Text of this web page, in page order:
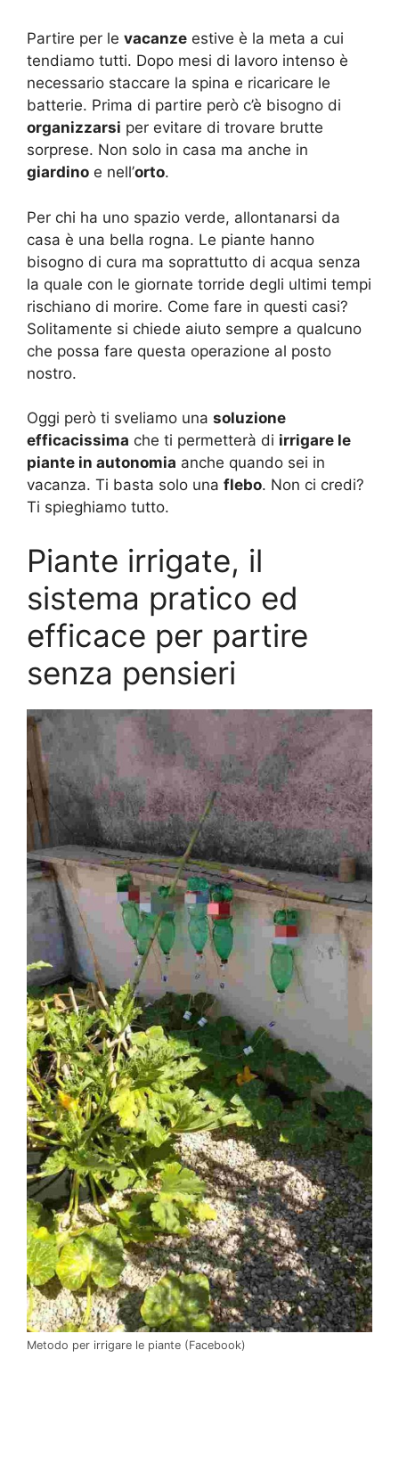
Partire per le vacanze estive è la meta a cui
tendiamo tutti. Dopo mesi di lavoro intenso è
necessario staccare la spina e ricaricare le
batterie. Prima di partire però c’è bisogno di
organizzarsi per evitare di trovare brutte
sorprese. Non solo in casa ma anche in
giardino e nell’orto.
Per chi ha uno spazio verde, allontanarsi da
casa è una bella rogna. Le piante hanno
bisogno di cura ma soprattutto di acqua senza
la quale con le giornate torride degli ultimi tempi
rischiano di morire. Come fare in questi casi?
Solitamente si chiede aiuto sempre a qualcuno
che possa fare questa operazione al posto
nostro.
Oggi però ti sveliamo una soluzione
efficacissima che ti permetterà di irrigare le
piante in autonomia anche quando sei in
vacanza. Ti basta solo una flebo. Non ci credi?
Ti spieghiamo tutto.
Piante irrigate, il
sistema pratico ed
efficace per partire
senza pensieri
Metodo per irrigare le piante (Facebook)